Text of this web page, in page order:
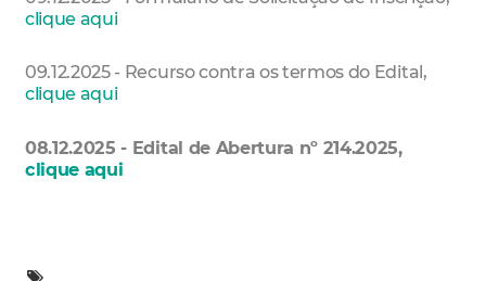
clique aqui
09.12.2025 - Recurso contra os termos do Edital,
clique aqui
08.12.2025 - Edital de Abertura nº 214.2025,
clique aqui